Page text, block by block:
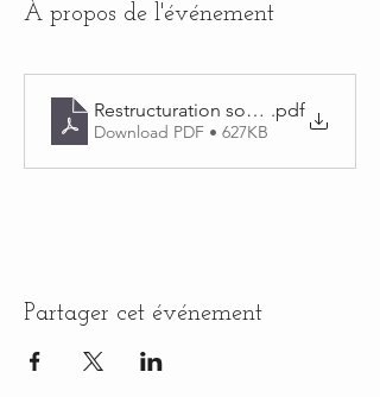
À propos de l'événement
Restructuration sourcils.pdf
Download PDF • 627KB
Partager cet événement